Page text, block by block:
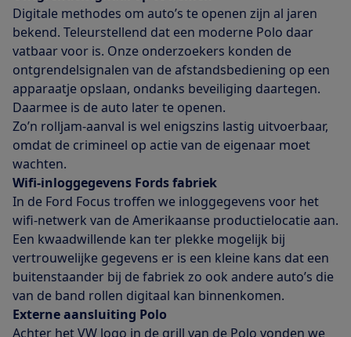
Digitale methodes om auto’s te openen zijn al jaren
bekend. Teleurstellend dat een moderne Polo daar
vatbaar voor is. Onze onderzoekers konden de
ontgrendelsignalen van de afstandsbediening op een
apparaatje opslaan, ondanks beveiliging daartegen.
Daarmee is de auto later te openen.
Zo’n rolljam-aanval is wel enigszins lastig uitvoerbaar,
omdat de crimineel op actie van de eigenaar moet
wachten.
Wifi-inloggegevens Fords fabriek
In de Ford Focus troffen we inloggegevens voor het
wifi-netwerk van de Amerikaanse productielocatie aan.
Een kwaadwillende kan ter plekke mogelijk bij
vertrouwelijke gegevens er is een kleine kans dat een
buitenstaander bij de fabriek zo ook andere auto’s die
van de band rollen digitaal kan binnenkomen.
Externe aansluiting Polo
Achter het VW logo in de grill van de Polo vonden we